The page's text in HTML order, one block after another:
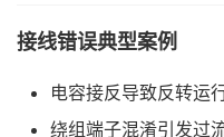
接线错误典型案例
电容接反导致反转运
绕组端子混淆引发过